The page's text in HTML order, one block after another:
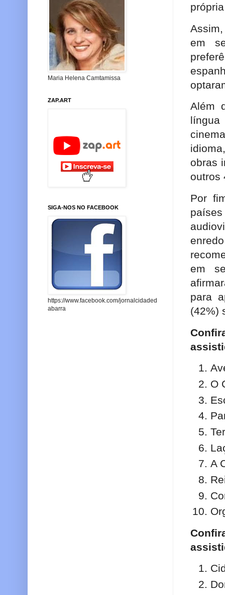
em
Além
obras
outros
Por
em
para
(42%)
O
A
Maria Helena Camtamissa
ZAP.ART
SIGA-NOS NO FACEBOOK
https://www.facebook.com/jornalcidaded
abarra